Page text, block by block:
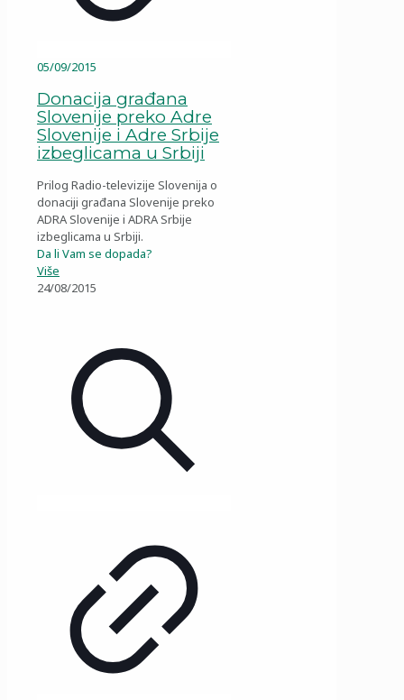
05/09/2015
Donacija građana
Slovenije preko Adre
Slovenije i Adre Srbije
izbeglicama u Srbiji
Prilog Radio-televizije Slovenija o
donaciji građana Slovenije preko
ADRA Slovenije i ADRA Srbije
izbeglicama u Srbiji.
Da li Vam se dopada?
Više
24/08/2015